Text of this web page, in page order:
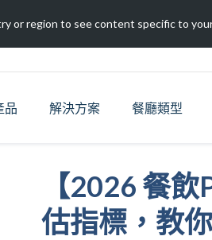
or region to see content specific to
品 解決方案 餐廳類型
【2026 餐
估指標，教